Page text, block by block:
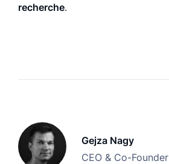
recherche.
Gejza Nagy
CEO & Co-Founder